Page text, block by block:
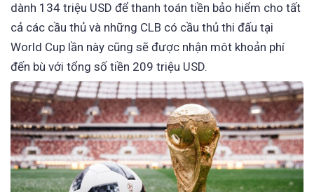
dành 134 triệu USD để thanh toán tiền bảo hiểm cho tất
cả các cầu thủ và những CLB có cầu thủ thi đấu tại
World Cup lần này cũng sẽ được nhận môt khoản phí
đến bù với tổng số tiền 209 triệu USD.